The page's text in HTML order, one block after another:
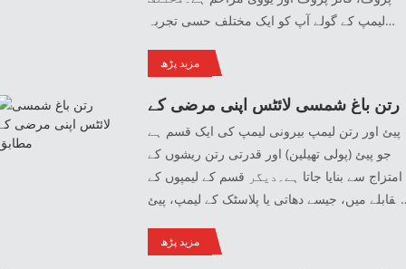
لیمپ کے گولے آپ کو ایک مختلف حسی تجربہ
اور حسب ضرورت کے لیے تعاون کے ساتھ۔
کر سکتے ہیں۔
مزید پڑھ
رتن باغ شمسی لائٹس اپنی مرضی کے
مطابق
پیئ اور رتن لیمپ بیرونی لیمپ کی ایک قسم ہے
جو پیئ (پولی تھیلین) اور قدرتی رتن ریشوں کے
امتزاج سے بنایا جاتا ہے۔دیگر قسم کے لیمپوں کے
مقابلے میں، جیسے دھاتی یا پلاسٹک کے لیمپ، پیئ
ہیں، جس کی وجہ سے انہیں گھومنا اور انسٹال
مزید پڑھ